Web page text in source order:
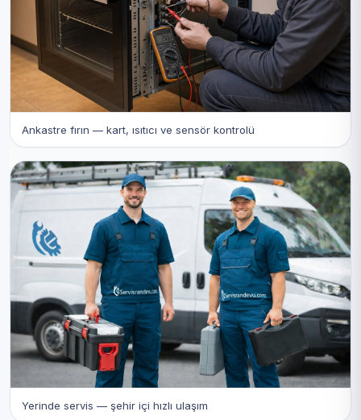
Ankastre fırın — kart, ısıtıcı ve sensör kontrolü
Yerinde servis — şehir içi hızlı ulaşım